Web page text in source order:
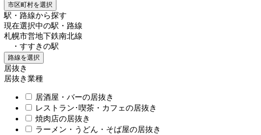
市区町村を選択
駅・路線から探す
現在選択中の駅・路線
札幌市営地下鉄南北線
・すすきの駅
路線を選択
居抜き
居抜き業種
居酒屋・バーの居抜き
レストラン･喫茶・カフェの居抜き
焼肉店の居抜き
ラーメン・うどん・そば屋の居抜き